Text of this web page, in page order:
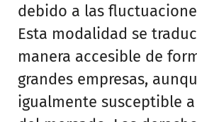
debido a las
Esta modalidad se
manera accesible de
grandes empresas,
igualmente susceptible